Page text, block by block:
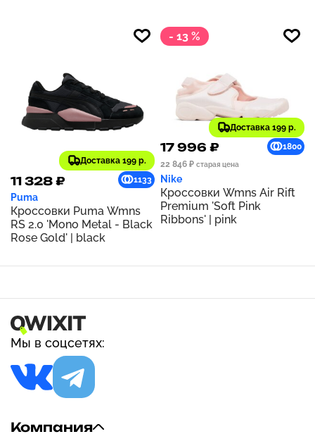
Доставка 199 р.
11 328 ₽ 1133
Puma
Кроссовки Puma Wmns
RS 2.0 'Mono Metal - Black
Rose Gold' | black
- 13 %
Доставка 199 р.
17 996 ₽
1800
22 846 ₽ старая цена
Nike
Кроссовки Wmns Air Rift
Premium 'Soft Pink
Ribbons' | pink
Мы в соцсетях:
Компания